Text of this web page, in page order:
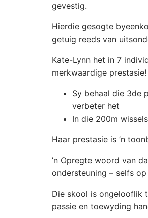
gevestig.
Hierdie gesogte
getuig reeds van
Kate-Lynn het in 7
merkwaardige
Sy behaal die 3de
verbeter het
In die 200m
Haar prestasie is ’n
’n Opregte woord van
ondersteuning – selfs
Die skool is ongelooflik
passie en toewyding